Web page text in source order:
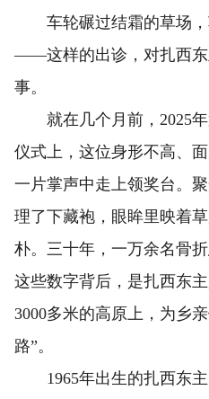
车轮碾过结霜的草场，
——这样的出诊，对扎西东
事。
就在几个月前，2025年
仪式上，这位身形不高、
一片掌声中走上领奖台。
理了下藏袍，眼眸里映着
朴。三十年，一万余名骨
这些数字背后，是扎西东
3000多米的高原上，为乡
路”。
1965年出生的扎西东主